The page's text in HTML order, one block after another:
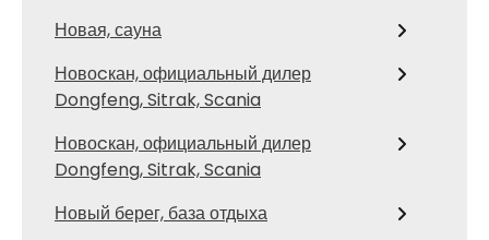
Новая, сауна
Новоcкан, официальный дилер
Dongfeng, Sitrak, Scania
Новоcкан, официальный дилер
Dongfeng, Sitrak, Scania
Новый берег, база отдыха